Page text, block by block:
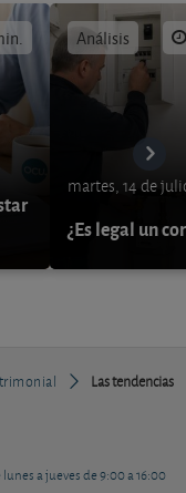
Análisis
martes, 14 de
¿Es legal un
Las tendencias
lunes a jueves de 9:00 a 16:00